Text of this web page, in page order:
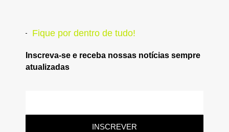
Fique por dentro de tudo!
Inscreva-se e receba nossas notícias sempre
atualizadas
INSCREVER